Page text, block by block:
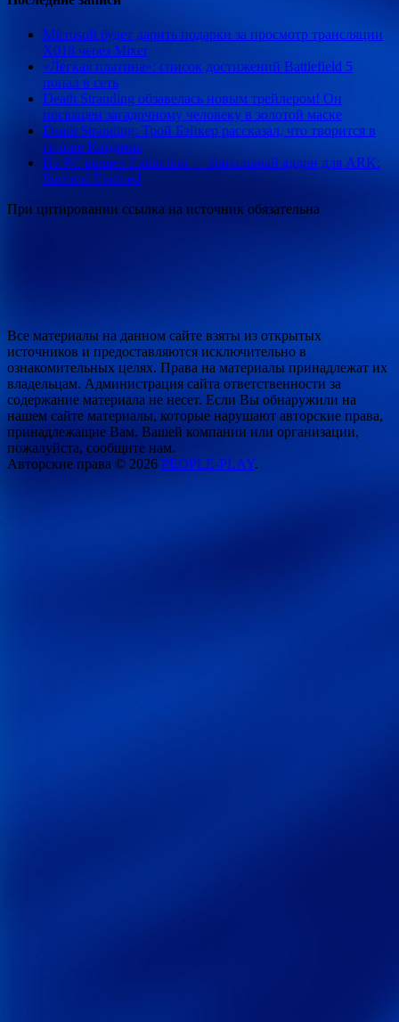
Microsoft будет дарить подарки за просмотр трансляции
X018 через Mixer
«Легкая платина»: список достижений Battlefield 5
попал в сеть
Death Stranding обзавелась новым трейлером! Он
посвящен загадочному человеку в золотой маске
Death Stranding: Трой Бэйкер рассказал, что творится в
голове Коздимы
На PC вышел Extinction — финальный аддон для ARK:
Survival Evolved
При цитировании ссылка на источник обязательна
Все материалы на данном сайте взяты из открытых
источников и предоставляются исключительно в
ознакомительных целях. Права на материалы принадлежат их
владельцам. Администрация сайта ответственности за
содержание материала не несет. Если Вы обнаружили на
нашем сайте материалы, которые нарушают авторские права,
принадлежащие Вам, Вашей компании или организации,
пожалуйста, сообщите нам.
Авторские права © 2026 PEOPLE-PLAY.